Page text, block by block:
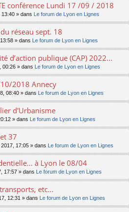
conférence Lundi 17 /09 / 2018
» dans Le forum de Lyon en Lignes
réseau sept. 18
» dans Le forum de Lyon en Lignes
d’action publique (CAP) 2022...
00:26 » dans Le forum de Lyon en Lignes
2018 Annecy
08:40 » dans Le forum de Lyon en Lignes
d'Urbanisme
» dans Le forum de Lyon en Lignes
37
17:05 » dans Le forum de Lyon en Lignes
à Lyon le 08/04
17:57 » dans Le forum de Lyon en Lignes
etc...
12:31 » dans Le forum de Lyon en Lignes